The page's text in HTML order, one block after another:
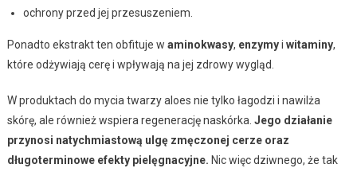
ochrony przed jej przesuszeniem.
Ponadto ekstrakt ten obfituje w aminokwasy, enzymyi witaminy,
które odżywiają cerę i wpływają na jej zdrowy wygląd.
W produktach do mycia twarzy aloes nie tylko łagodzi i nawilża
skórę, ale również wspiera regenerację naskórka. Jego działanie
przynosi natychmiastową ulgę zmęczonej cerze oraz
długoterminowe efekty pielęgnacyjne. Nic więc dziwnego, że tak